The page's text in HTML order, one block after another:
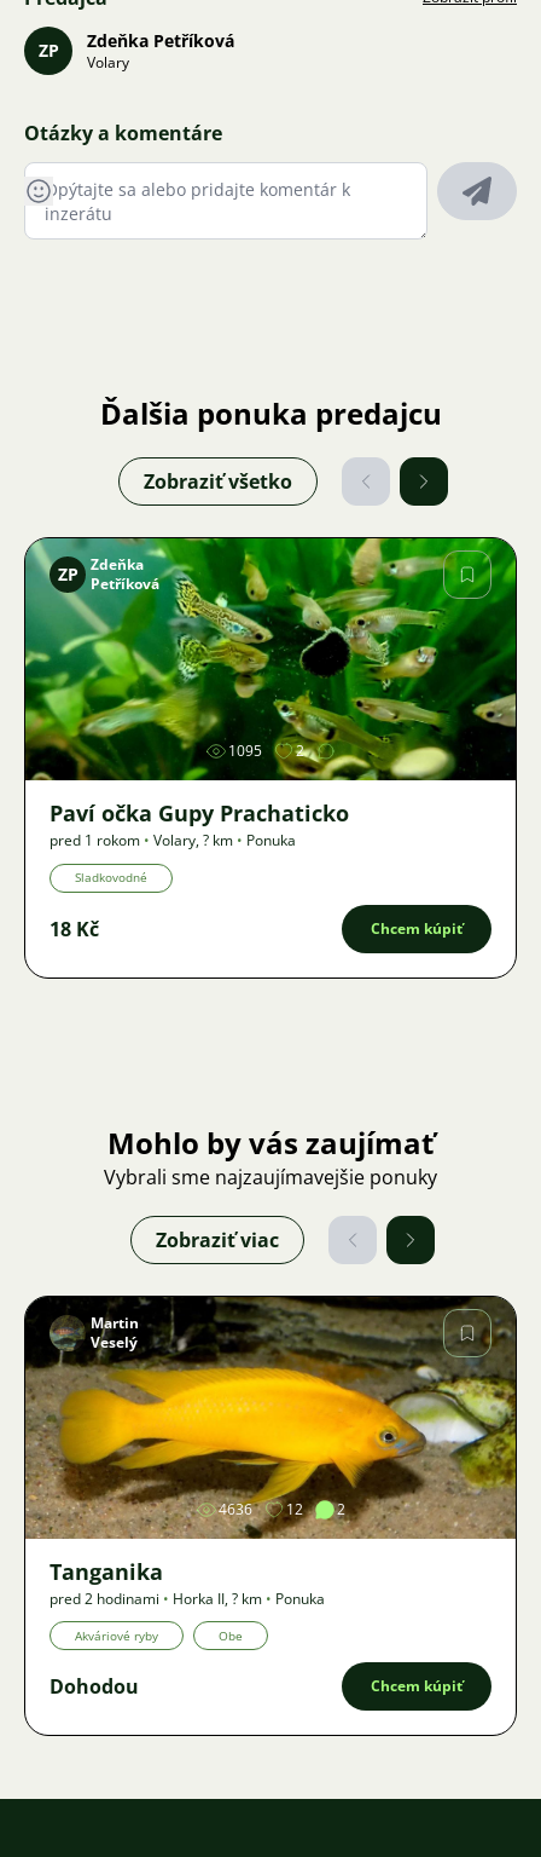
ZP Zdeňka Petříková
Volary
Otázky a komentáre
Ďalšia ponuka predajcu
Zobraziť všetko
Obrázok
ZP
Zdeňka
Petříková
1095 2
Paví očka Gupy Prachaticko
pred 1 rokom • Volary,? km • Ponuka
Sladkovodné
18 Kč Chcem kúpiť
Mohlo by vás zaujímať
Vybrali sme najzaujímavejšie ponuky
Zobraziť viac
Obrázok
Martin
Veselý
4636 12 2
Tanganika
pred 2 hodinami • Horka II,? km • Ponuka
Akváriové ryby Obe
Dohodou Chcem kúpiť